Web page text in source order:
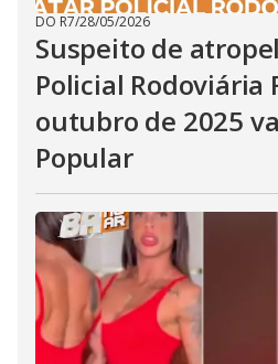
DO R7/28/05/2026
Suspeito de
Policial Rodoviária
outubro de 2025
Popular